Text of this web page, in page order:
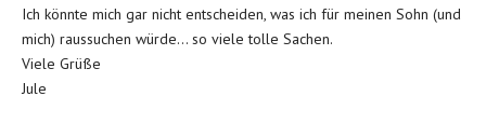
Ich könnte mich gar nicht entscheiden, was ich für meinen Sohn (und
mich) raussuchen würde… so viele tolle Sachen.
Viele Grüße
Jule